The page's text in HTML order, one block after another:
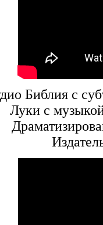
Библия с
Луки с